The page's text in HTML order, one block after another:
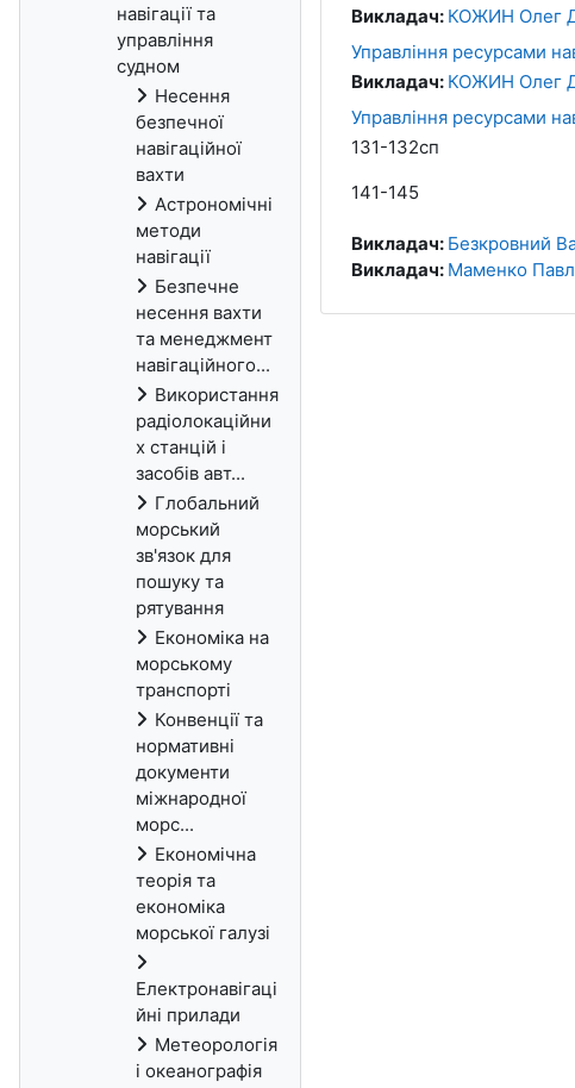
Викладач: КОЖИН Олег
Управління ресурсами
Викладач: КОЖИН Олег
Управління ресурсами
131-132сп
141-145
Викладач: Безкровний
Викладач: Маменко
навігації та
управління
судном
Несення
безпечної
навігаційної
вахти
Астрономічні
методи
навігації
Безпечне
несення вахти
та менеджмент
навігаційного...
Використання
радіолокаційни
х станцій і
засобів авт...
Глобальний
морський
зв'язок для
пошуку та
рятування
Економіка на
морському
транспорті
Конвенцiї та
нормативнi
документи
мiжнародної
морс...
Економічна
теорія та
економіка
морської галузі
Електронавігаці
йні прилади
Метеорологія
і океанографія